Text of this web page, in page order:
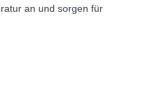
an und sorgen für